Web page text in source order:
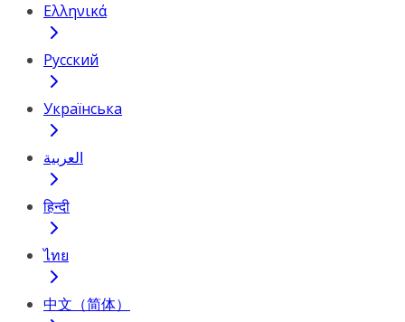
Ελληνικά
Русский
Українська
العربية
हिन्दी
ไทย
中文（简体）